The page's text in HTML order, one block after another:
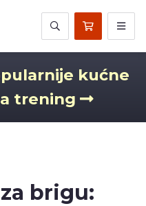
kućne
trening
brigu: